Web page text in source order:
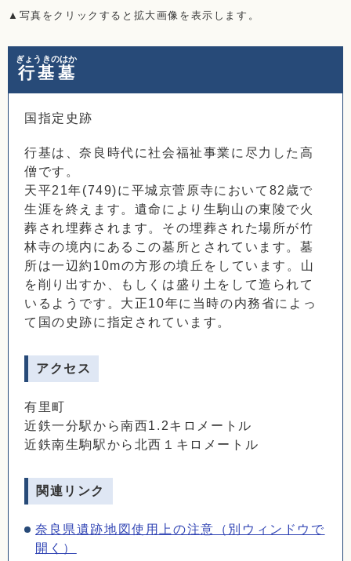
▲写真をクリックすると拡大画像を表示します。
行基墓
ぎょうきのはか
国指定史跡
行基は、奈良時代に社会福祉事業に尽力した高
僧です。
天平21年(749)に平城京菅原寺において82歳で
生涯を終えます。遺命により生駒山の東陵で火
葬され埋葬されます。その埋葬された場所が竹
林寺の境内にあるこの墓所とされています。墓
所は一辺約10mの方形の墳丘をしています。山
を削り出すか、もしくは盛り土をして造られて
いるようです。大正10年に当時の内務省によっ
て国の史跡に指定されています。
アクセス
有里町
近鉄一分駅から南西1.2キロメートル
近鉄南生駒駅から北西１キロメートル
関連リンク
奈良県遺跡地図使用上の注意（別ウィンドウで
開く）